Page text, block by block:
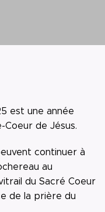
est une année
Coeur de Jésus.
continuer à
au
du Sacré Coeur
de la prière du